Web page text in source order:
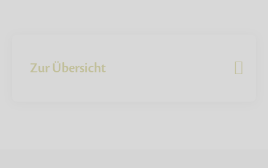
Zur Übersicht